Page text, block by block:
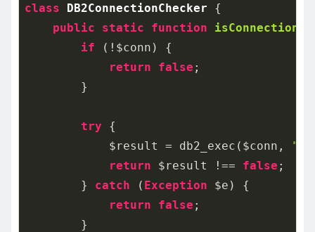
class
DB2ConnectionChecker
{
public
static function
if (!$conn) {
return
false ;
        }
try {
            $result = db2_exec($conn,
return $result !== false ;
        }
catch ( Exception $e) {
return
false ;
        }